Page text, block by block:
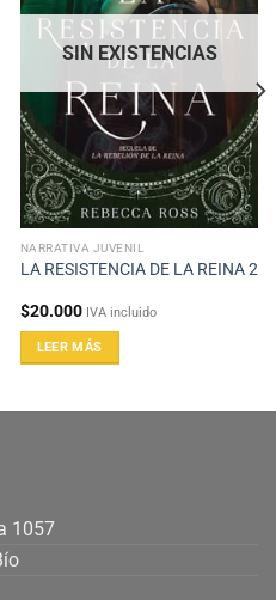
SIN EXISTENCIAS
NARRATIVA JUVENIL
LA RESISTENCIA DE LA REINA 2
$20.000 IVA incluido
LEER MÁS
1057